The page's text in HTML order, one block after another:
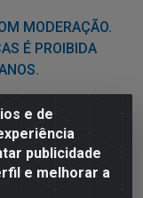
e de
publicidade
e melhorar a
MODERAÇÃO.
É PROIBIDA
2738, Bloco F -
- CNPJ